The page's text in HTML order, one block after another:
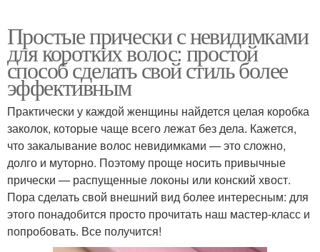
Простые прически с невидимками
для коротких волос: простой
способ сделать свой стиль более
эффективным
Практически у каждой женщины найдется целая коробка
заколок, которые чаще всего лежат без дела. Кажется,
что закалывание волос невидимками — это сложно,
долго и муторно. Поэтому проще носить привычные
прически — распущенные локоны или конский хвост.
Пора сделать свой внешний вид более интересным: для
этого понадобится просто прочитать наш мастер-класс и
попробовать. Все получится!